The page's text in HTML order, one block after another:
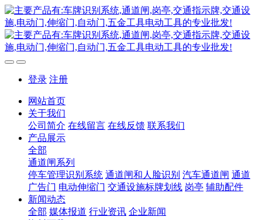
登录 注册
网站首页
关于我们
公司简介 在线留言 在线反馈 联系我们
产品展示
全部
通道闸系列
停车管理识别系统 通道闸和人脸识别 汽车通道闸 通道
广告门 电动伸缩门 交通设施标牌划线 岗亭 辅助配件
新闻动态
全部 媒体报道 行业资讯 企业新闻